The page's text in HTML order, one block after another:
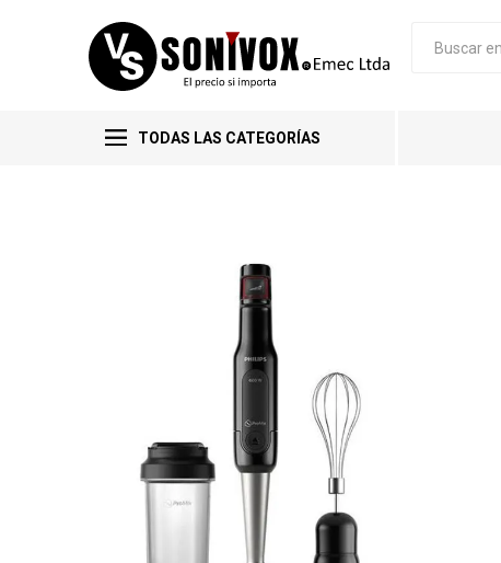
TODAS LAS CATEGORÍAS